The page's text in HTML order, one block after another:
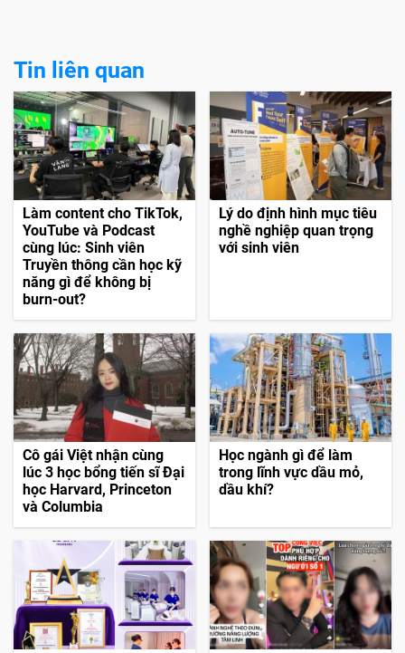
Tin liên quan
Làm content cho TikTok,
YouTube và Podcast
cùng lúc: Sinh viên
Truyền thông cần học kỹ
năng gì để không bị
burn-out?
Lý do định hình mục tiêu
nghề nghiệp quan trọng
với sinh viên
Cô gái Việt nhận cùng
lúc 3 học bổng tiến sĩ Đại
học Harvard, Princeton
và Columbia
Học ngành gì để làm
trong lĩnh vực dầu mỏ,
dầu khí?